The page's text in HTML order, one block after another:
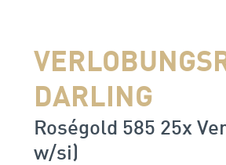
DARLING
Roségold 585 25x
w/si)